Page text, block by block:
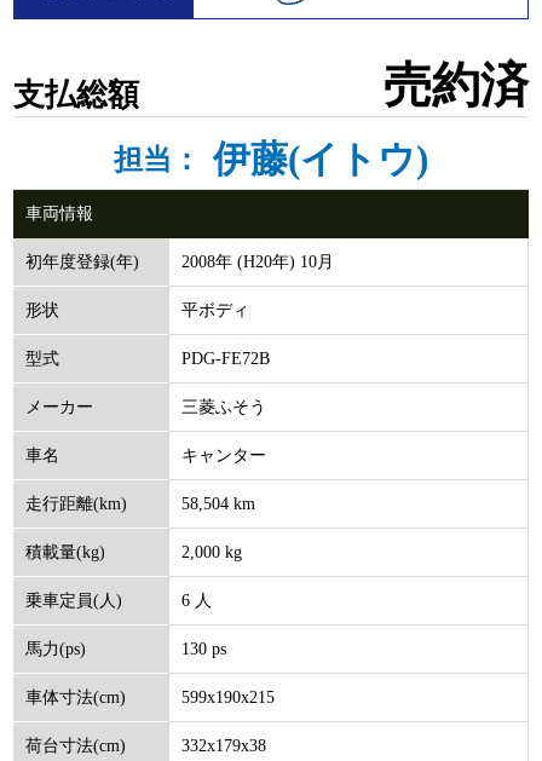
支払総額 売約済
担当： 伊藤(イトウ)
車両情報
初年度登録(年) 2008年 (H20年) 10月
形状 平ボディ
型式 PDG‐FE72B
メーカー 三菱ふそう
車名 キャンター
走行距離(km) 58,504 km
積載量(kg) 2,000 kg
乗車定員(人) 6 人
馬力(ps) 130 ps
車体寸法(cm) 599x190x215
荷台寸法(cm) 332x179x38